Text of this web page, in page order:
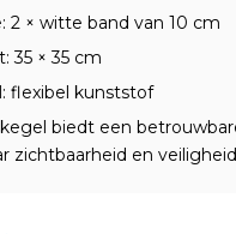
2 × witte band van 10 cm
35 × 35 cm
flexibel kunststof
biedt een
zichtbaarheid en